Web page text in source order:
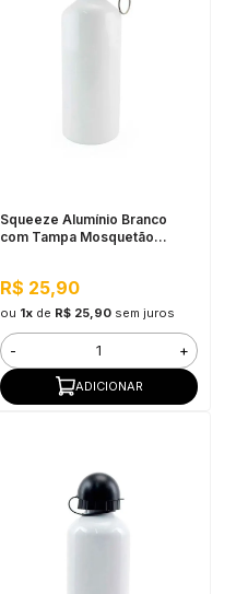
Squeeze Alumínio Branco
com Tampa Mosquetão
R$ 25,90
ou 1xde R$ 25,90 sem juros
- +
ADICIONAR